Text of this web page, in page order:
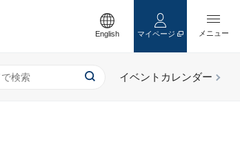
English マイページ